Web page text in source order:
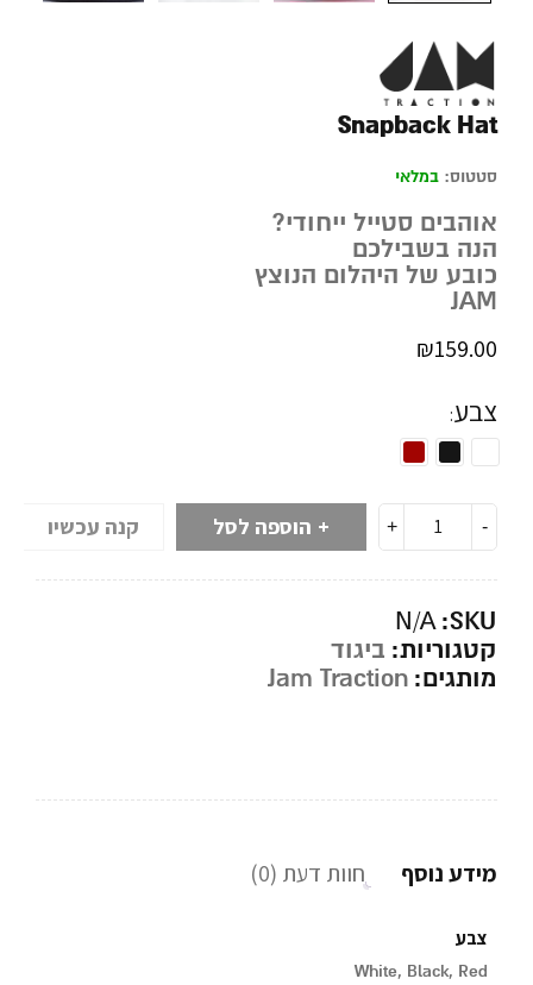
Snapback Hat
סטטוס: במלאי
אוהבים סטייל ייחודי?
הנה בשבילכם
כובע של היהלום הנוצץ
JAM
₪159.00
צבע
הוספה לסל קנה עכשיו
SKU:
N/A
קטגוריות: ביגוד
מותגים: Jam Traction
מידע נוסף חוות דעת (0)
צבע
White, Black, Red